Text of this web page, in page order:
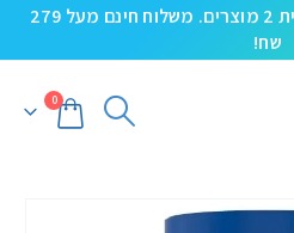
5% הנחה קופון TAKE5 בקניית 2 מוצרים. משלוח חינם מעל 279
שח!
0